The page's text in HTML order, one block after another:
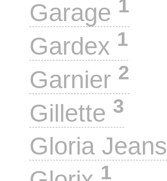
Garage 1
Gardex 1
Garnier 2
Gillette 3
Gloria Jeans
1